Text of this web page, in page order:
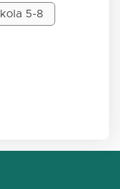
5-8